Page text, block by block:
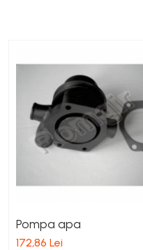
Pompa apa
172,86 Lei